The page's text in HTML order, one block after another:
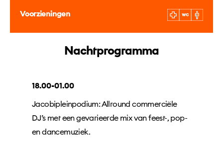
Voorzieningen
Nachtprogramma
18.00-01.00
Jacobipleinpodium: Allround commerciële
DJ’s met een gevarieerde mix van feest-, pop-
en dance­muziek.